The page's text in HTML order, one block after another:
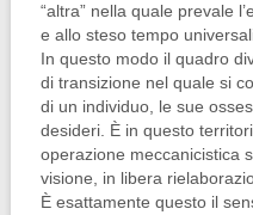
“altra” nella quale prevale
e allo steso tempo
In questo modo il quadro
di transizione nel quale si
di un individuo, le sue
desideri. È in questo
operazione meccanicistica
visione, in libera
È esattamente questo il